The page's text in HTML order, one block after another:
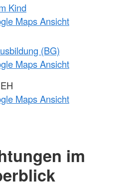
Kind
Maps Ansicht
(BG)
Maps Ansicht
Maps Ansicht
im